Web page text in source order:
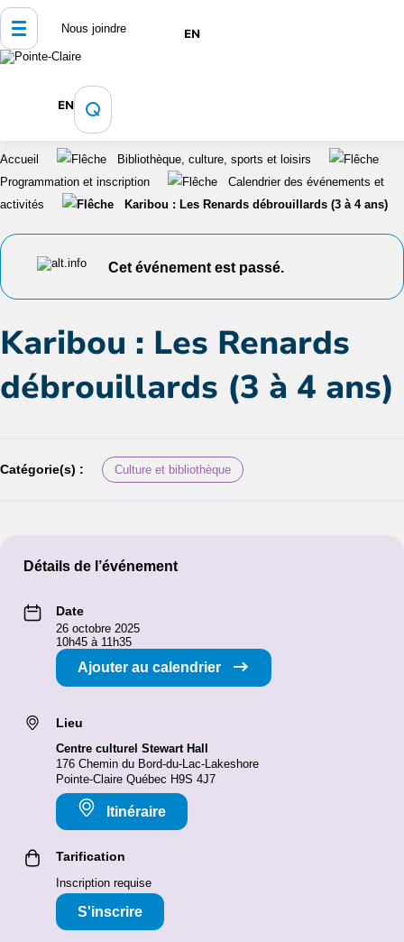
Nous joindre EN
EN
Accueil
Bibliothèque, culture, sports et loisirs
Programmation et inscription
Calendrier des événements et
activités
Karibou : Les Renards débrouillards (3 à 4 ans)
Cet événement est passé.
Karibou : Les Renards
débrouillards (3 à 4 ans)
Catégorie(s) : Culture et bibliothèque
Détails de l’événement
Date
26 octobre 2025
10h45 à 11h35
Ajouter au calendrier
Lieu
Centre culturel Stewart Hall
176 Chemin du Bord-du-Lac-Lakeshore
Pointe-Claire Québec H9S 4J7
Itinéraire
Tarification
Inscription requise
S'inscrire